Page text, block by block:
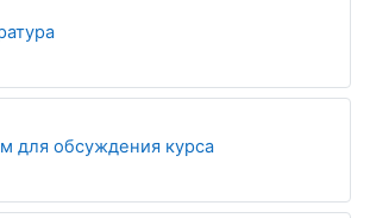
Страница
для обсуждения курсаГиперссылка